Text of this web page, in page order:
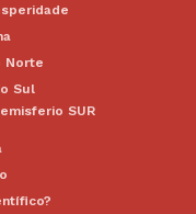
Norte
Sul
SUR